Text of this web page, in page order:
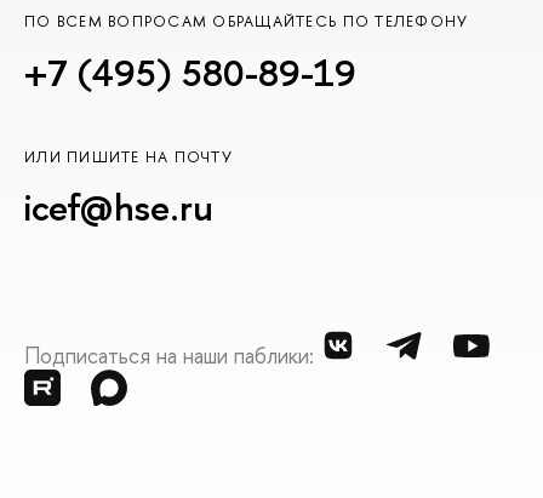
ПО ВСЕМ ВОПРОСАМ ОБРАЩАЙТЕСЬ ПО ТЕЛЕФОНУ
+7 (495) 580-89-19
ИЛИ ПИШИТЕ НА ПОЧТУ
icef@hse.ru
Подписаться на наши паблики: